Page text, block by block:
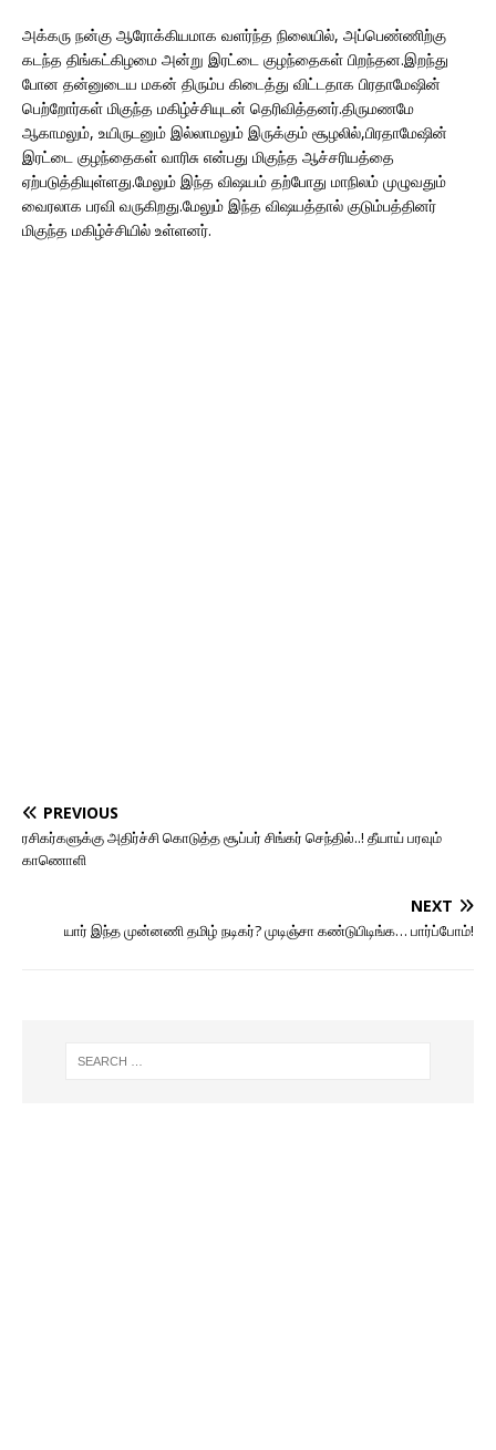
அக்கரு நன்கு ஆரோக்கியமாக வளர்ந்த நிலையில், அப்பெண்ணிற்கு
கடந்த திங்கட்கிழமை அன்று இரட்டை குழந்தைகள் பிறந்தன.இறந்து
போன தன்னுடைய மகன் திரும்ப கிடைத்து விட்டதாக பிரதாமேஷின்
பெற்றோர்கள் மிகுந்த மகிழ்ச்சியுடன் தெரிவித்தனர்.திருமணமே
ஆகாமலும், உயிருடனும் இல்லாமலும் இருக்கும் சூழலில்,பிரதாமேஷின்
இரட்டை குழந்தைகள் வாரிசு என்பது மிகுந்த ஆச்சரியத்தை
ஏற்படுத்தியுள்ளது.மேலும் இந்த விஷயம் தற்போது மாநிலம் முழுவதும்
வைரலாக பரவி வருகிறது.மேலும் இந்த விஷயத்தால் குடும்பத்தினர்
மிகுந்த மகிழ்ச்சியில் உள்ளனர்.
PREVIOUS
ரசிகர்களுக்கு அதிர்ச்சி கொடுத்த சூப்பர் சிங்கர் செந்தில்..! தீயாய் பரவும்
காணொளி
NEXT
யார் இந்த முன்னணி தமிழ் நடிகர்? முடிஞ்சா கண்டுபிடிங்க… பார்ப்போம்!